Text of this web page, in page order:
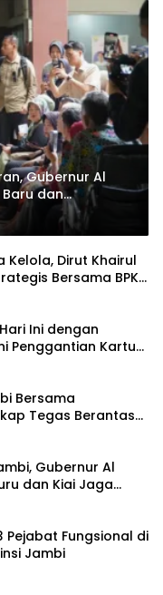
Gubernur Al
Baru dan
untuk RSUD
Kelola, Dirut Khairul
Bersama BPKP
Ini dengan
Penggantian Kartu
Bersama
Tegas Berantas
Gubernur Al
dan Kiai Jaga
Pejabat Fungsional di
Jambi